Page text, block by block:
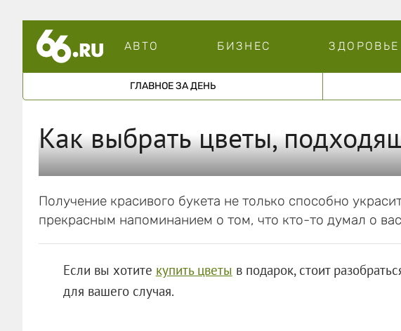
АВТО БИЗНЕС ЗДОРОВЬЕ
ГЛАВНОЕ ЗА ДЕНЬ
Как выбрать цветы,
Получение красивого букета не только способно
прекрасным напоминанием о том, что кто-то думал о
Если вы хотите купить цветы в подарок, стоит
для вашего случая.